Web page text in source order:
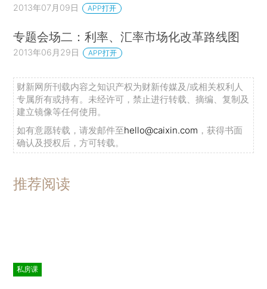
2013年07月09日 APP打开
专题会场二：利率、汇率市场化改革路线图
2013年06月29日 APP打开
财新网所刊载内容之知识产权为财新传媒及/或相关权利人
专属所有或持有。未经许可，禁止进行转载、摘编、复制及
建立镜像等任何使用。
如有意愿转载，请发邮件至hello@caixin.com ，获得书面
确认及授权后，方可转载。
推荐阅读
私房课